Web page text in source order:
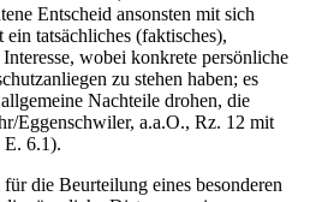
Entscheid ansonsten mit sich
tatsächliches (faktisches),
wobei konkrete persönliche
zu stehen haben; es
Nachteile drohen, die
Eggenschwiler, a.a.O., Rz. 12 mit
6.1).
die Beurteilung eines besonderen